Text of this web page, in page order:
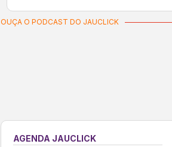
OUÇA O PODCAST DO JAUCLICK
AGENDA JAUCLICK